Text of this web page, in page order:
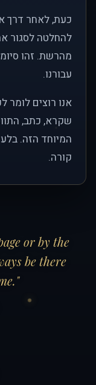
כעת, לאחר דרך
להחלטה לסגור
מהרשת. זהו
עבורנו.
אנו רוצים לומר
שקרא, כתב,
המיוחד הזה.
קורה.
or by the
be there